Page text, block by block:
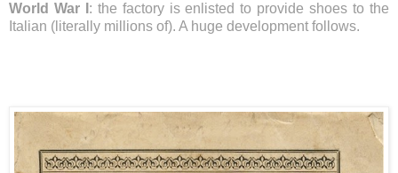
World War I : the factory is enlisted to provide shoes to the
Italian (literally millions of). A huge development follows.